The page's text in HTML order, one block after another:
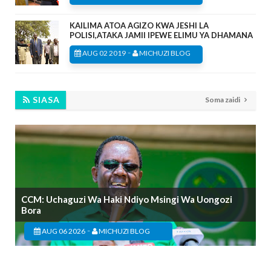
KAILIMA ATOA AGIZO KWA JESHI LA
POLISI,ATAKA JAMII IPEWE ELIMU YA DHAMANA
AUG 02 2019 - MICHUZI BLOG
SIASA Soma zaidi
CCM: Uchaguzi Wa Haki Ndiyo Msingi Wa Uongozi
Bora
AUG 06 2026 - MICHUZI BLOG